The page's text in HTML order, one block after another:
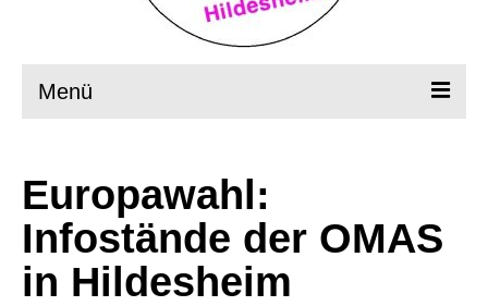
Menü
Wer, wie, was?
OMAS in Aktion
Info-Links gegen Rechts
Europawahl:
Infostände der OMAS
in Hildesheim